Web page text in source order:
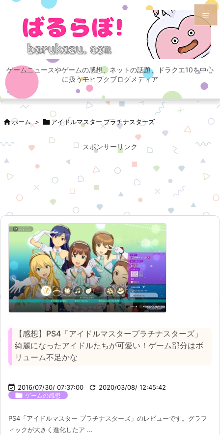
ゲームニュースやゲームの感想、ネットの話題、ドラクエ10を中心
に扱うモヒプクブログメディア

メニュ

サイド

次へ
検索
ホーム > アイドルマスター プラチナスターズ
スポンサーリンク
【感想】PS4「アイドルマスタープラチナスターズ」
綺麗になったアイドルたちが可愛い！ゲーム部分はボ
リューム不足かな
 2016/07/30/ 07:37:00  2020/03/08/ 12:45:42
 ゲームの感想
PS4「アイドルマスター プラチナスターズ」のレビューです。グラフ
ィックが大きく進化したア ...